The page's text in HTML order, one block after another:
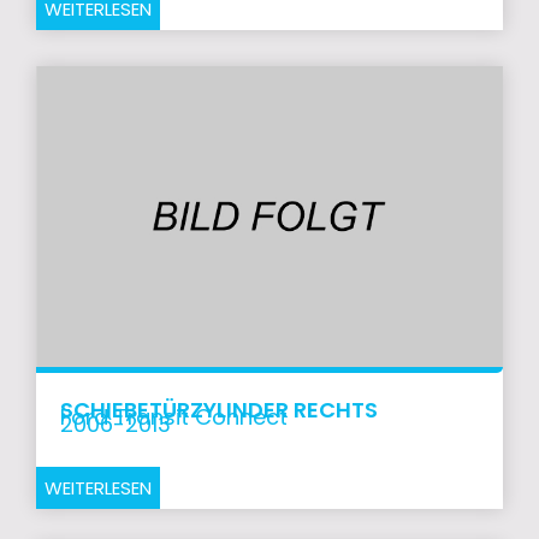
WEITERLESEN
SCHIEBETÜRZYLINDER RECHTS
Ford Transit Connect
2006-2013
WEITERLESEN